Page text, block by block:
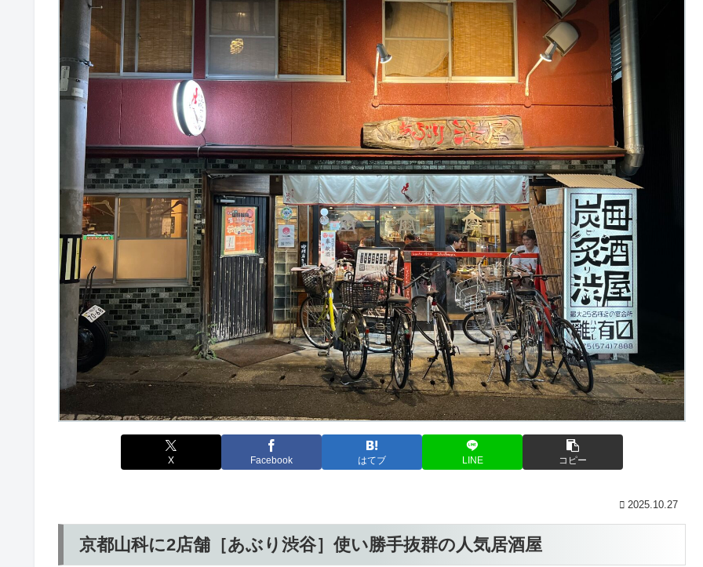
X Facebook はてブ LINE コピー
2025.10.27
京都山科に2店舗［あぶり渋谷］使い勝手抜群の人気居酒屋